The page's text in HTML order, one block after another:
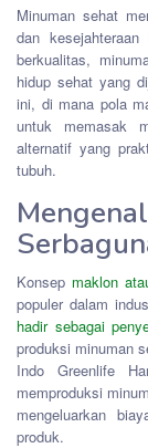
Minuman sehat
dan
berkualitas,
hidup sehat yang
ini, di mana pola
untuk memasak
alternatif yang
tubuh.
Konsep maklon
populer dalam
hadir sebagai
produksi minuman
Indo Greenlife
memproduksi
mengeluarkan
produk.